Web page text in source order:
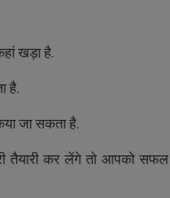
खड़ा है.
है.
जा सकता है.
तैयारी कर लेंगे तो आपको सफल